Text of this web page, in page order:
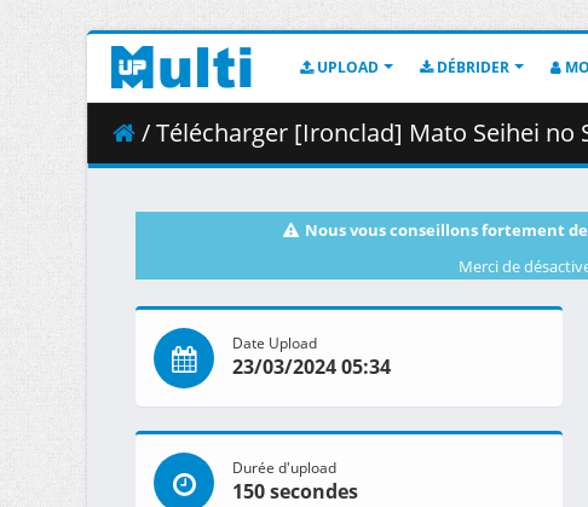
UPLOAD DÉBRIDER
/ Télécharger [Ironclad] Mato Seihei no
Nous vous conseillons fortement
Merci de
Date Upload
23/03/2024 05:34
Durée d'upload
150 secondes